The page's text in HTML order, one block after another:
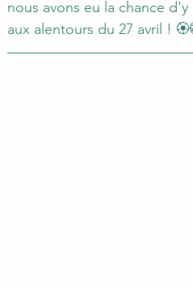
nous avons eu la chance
aux alentours du 27 avril !